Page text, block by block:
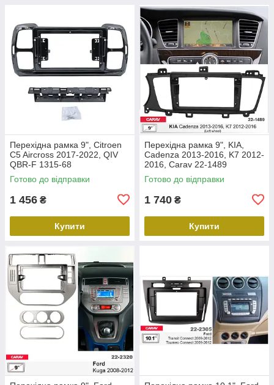
Перехідна рамка 9", Citroen
C5 Aircross 2017-2022, QIV
QBR-F 1315-68
Готово до відправки
1 456 ₴
Купити
Перехідна рамка 9", KIA,
Cadenza 2013-2016, K7 2012-
2016, Carav 22-1489
Готово до відправки
1 740 ₴
Купити